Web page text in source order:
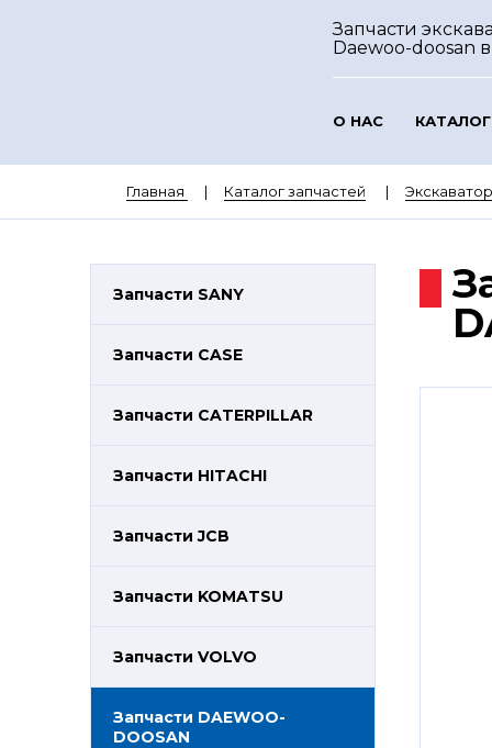
Запчасти
Daewoo-doosan
О НАС
Главная Каталог запчастей
Запчасти SANY
Запчасти CASE
Запчасти CATERPILLAR
Запчасти HITACHI
Запчасти JCB
Запчасти KOMATSU
Запчасти VOLVO
Запчасти DAEWOO-
DOOSAN